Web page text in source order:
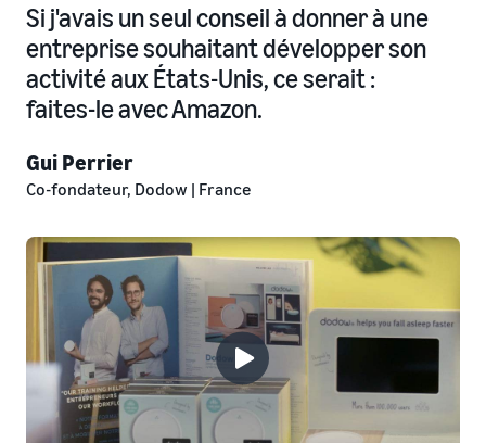
Si j'avais un seul conseil à donner à une
entreprise souhaitant développer son
activité aux États-Unis, ce serait :
faites-le avec Amazon.
Gui Perrier
Co-fondateur, Dodow | France